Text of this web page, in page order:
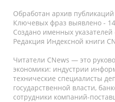
Обработан архив
Ключевых фраз выявлено -
Создано именных указателей
Редакция Индексной книги
Читатели CNews — это
экономики: индустрии
технические специалисты
государственной власти,
сотрудники компаний-